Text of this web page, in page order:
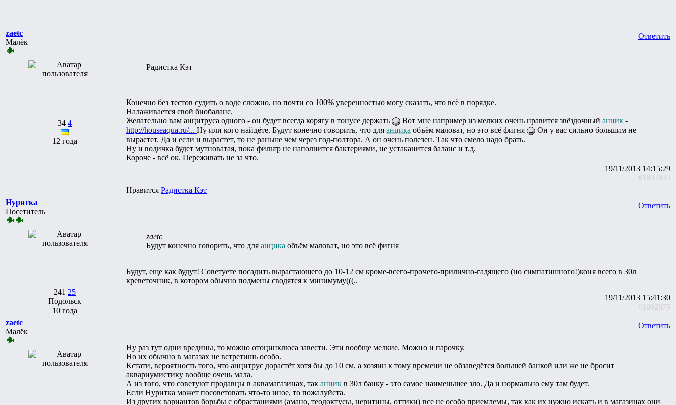
zaetc
Малёк
34 4
12 года
Ответить
Радистка Кэт
Конечно без тестов судить о воде сложно, но почти со 100% уверенностью могу сказать, что всё в порядке.
Налаживается свой биобаланс.
Желательно вам анцитруса одного - он будет всегда корягу в тонусе держать
Вот мне например из мелких очень нравится звёздочный анцик -
http://houseaqua.ru/... Ну или кого найдёте. Будут конечно говорить, что для анцика объём маловат, но это всё фигня
Он у вас сильно большим не
вырастет. Да и если и вырастет, то не раньше чем через год-полтора. А он очень полезен. Так что смело надо брать.
Ну и водичка будет мутноватая, пока фильтр не наполнится бактериями, не устаканится баланс и т.д.
Короче - всё ок. Переживать не за что.
19/11/2013 14:15:29
#1892835
Нравится Радистка Кэт
Нуритка
Посетитель
241 25
Подольск
10 года
Ответить
zaetc
Будут конечно говорить, что для анцика объём маловат, но это всё фигня
Будут, еще как будут! Советуете посадить вырастающего до 10-12 см кроме-всего-прочего-прилично-гадящего (но симпатишного!)коня всего в 30л
креветочник, в котором обычно подмены сводятся к минимуму(((..
19/11/2013 15:41:30
#1892875
zaetc
Малёк
Ответить
Ну раз тут одни вредины, то можно отоцинклюса завести. Эти вообще мелкие. Можно и парочку.
Но их обычно в магазах не встретишь особо.
Кстати, вероятность того, что анцитрус дорастёт хотя бы до 10 см, а хозяин к тому времени не обзаведётся большей банкой или же не бросит
аквариумистику вообще очень мала.
А из того, что советуют продавцы в аквамагазинах, так анцик в 30л банку - это самое наименьшее зло. Да и нормально ему там будет.
Если Нуритка может посоветовать что-то иное, то пожалуйста.
Из других вариантов борьбы с обрастаниями (амано, теодоктусы, неритины, оттики) все не особо приемлемы, так как их нужно искать и в магазинах они